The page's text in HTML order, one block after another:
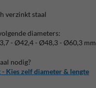
verzinkt staal
diameters:
- Ø42,4 - Ø48,3 - Ø60,3 mm
nodig?
Kies zelf diameter & lengte